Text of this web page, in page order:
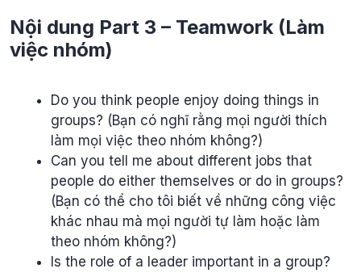
Nội dung Part 3 – Teamwork (Làm
việc nhóm)
Do you think people enjoy doing things in
groups? (Bạn có nghĩ rằng mọi người thích
làm mọi việc theo nhóm không?)
Can you tell me about different jobs that
people do either themselves or do in groups?
(Bạn có thể cho tôi biết về những công việc
khác nhau mà mọi người tự làm hoặc làm
theo nhóm không?)
Is the role of a leader important in a group?